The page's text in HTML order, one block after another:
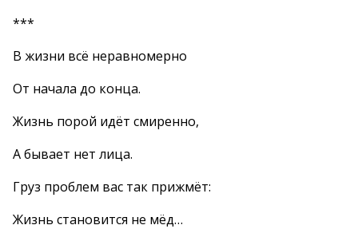
***
В жизни всё неравномерно
От начала до конца.
Жизнь порой идёт смиренно,
А бывает нет лица.
Груз проблем вас так прижмёт:
Жизнь становится не мёд…